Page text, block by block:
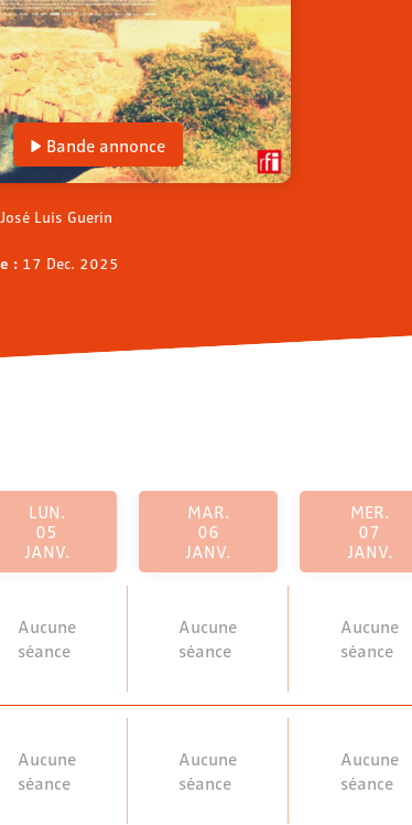
Bande annonce
José Luis Guerín
: 17 Dec. 2025
LUN.
05
JANV.
Aucune
séance
Aucune
séance
MAR.
06
JANV.
Aucune
séance
Aucune
séance
MER.
07
JANV.
Aucune
séance
Aucune
séance